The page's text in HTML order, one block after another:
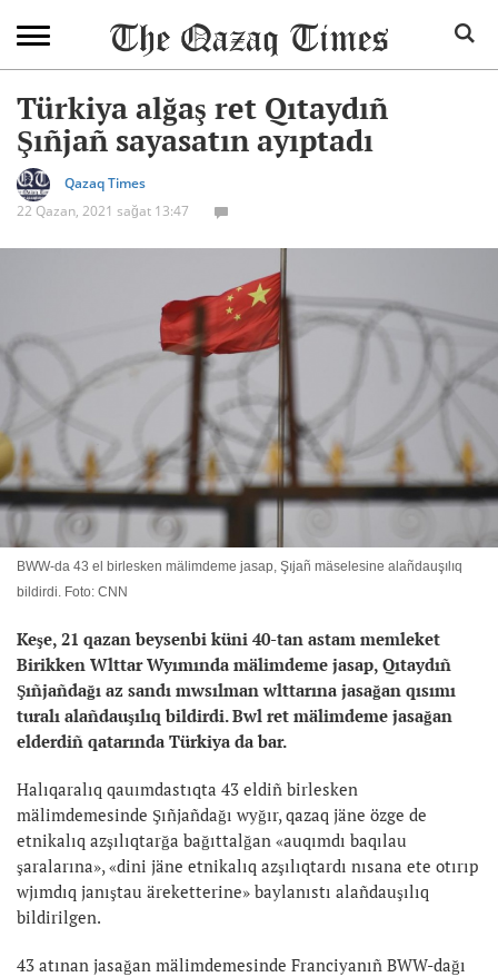
Türkiya alğaş ret Qıtaydıñ
Şıñjañ sayasatın ayıptadı
Qazaq Times
22 Qazan, 2021 sağat 13:47
BWW-da 43 el birlesken mälimdeme jasap, Şıjañ mäselesine alañdauşılıq
bildirdi. Foto: CNN
Keşe, 21 qazan beysenbi küni 40-tan astam memleket
Birikken Wlttar Wyımında mälimdeme jasap, Qıtaydıñ
Şıñjañdağı az sandı mwsılman wlttarına jasağan qısımı
turalı alañdauşılıq bildirdi. Bwl ret mälimdeme jasağan
elderdiñ qatarında Türkiya da bar.
Halıqaralıq qauımdastıqta 43 eldiñ birlesken
mälimdemesinde Şıñjañdağı wyğır, qazaq jäne özge de
etnikalıq azşılıqtarğa bağıttalğan «auqımdı baqılau
şaralarına», «dini jäne etnikalıq azşılıqtardı nısana ete otırıp
wjımdıq janıştau äreketterine» baylanıstı alañdauşılıq
bildirilgen.
43 atınan jasağan mälimdemesinde Franciyanıñ BWW-dağı